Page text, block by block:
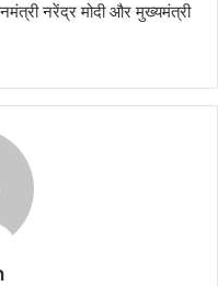
नरेंद्र मोदी और मुख्यमंत्री